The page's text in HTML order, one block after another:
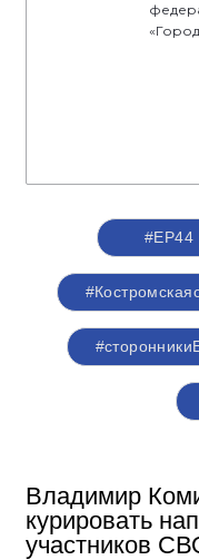
#ЕР44
Владимир
курировать
участников